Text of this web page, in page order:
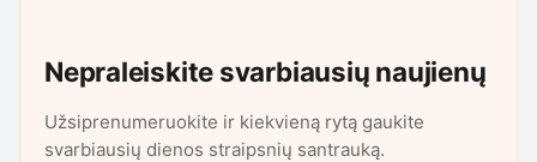
Nepraleiskite svarbiausių naujienų
Užsiprenumeruokite ir kiekvieną rytą gaukite
svarbiausių dienos straipsnių santrauką.